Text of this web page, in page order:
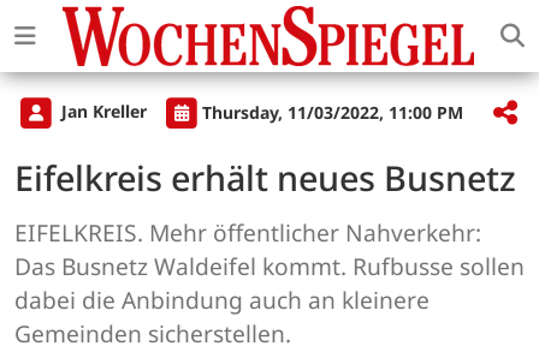
Jan Kreller Thursday, 11/03/2022, 11:00 PM
Eifelkreis erhält neues Busnetz
EIFELKREIS. Mehr öffentlicher Nahverkehr:
Das Busnetz Waldeifel kommt. Rufbusse sollen
dabei die Anbindung auch an kleinere
Gemeinden sicherstellen.